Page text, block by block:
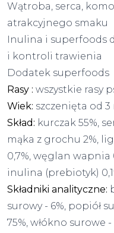
Wątroba, serca,
atrakcyjnego smaku
Inulina i superfoods
i kontroli trawienia
Dodatek superfoods
Rasy : wszystkie rasy
Wiek: szczenięta od 3
Skład: kurczak 55%,
mąka z grochu 2%,
0,7%, węglan wapnia
inulina (prebiotyk)
Składniki analityczne:
surowy - 6%, popiół
75%, włókno surowe -